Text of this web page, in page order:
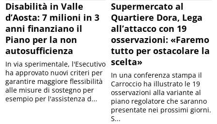
Disabilità in Valle
d’Aosta: 7 milioni in 3
anni finanziano il
Piano per la non
autosufficienza
In via sperimentale, l'Esecutivo
ha approvato nuovi criteri per
garantire maggiore flessibilità
alle misure di sostegno per
esempio per l'assistenza d...
Supermercato al
Quartiere Dora, Lega
all’attacco con 19
osservazioni: «Faremo
tutto per ostacolare la
scelta»
In una conferenza stampa il
Carroccio ha illustrato le 19
osservazioni alla variante al
piano regolatore che saranno
presentate nei prossimi giorni.
S...